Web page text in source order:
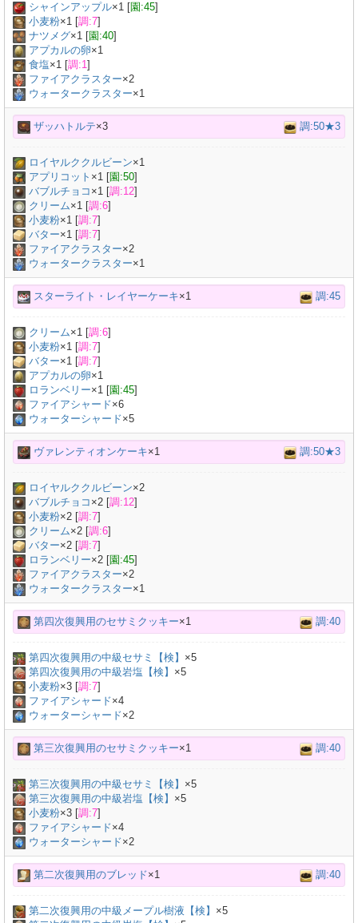
シャインアップル×1 [園:45]
小麦粉×1 [調:7]
ナツメグ×1 [園:40]
アプカルの卵×1
食塩×1 [調:1]
ファイアクラスター×2
ウォータークラスター×1
ザッハトルテ×3 調:50★3
ロイヤルククルビーン×1
アプリコット ×1 [園:50]
バブルチョコ ×1 [調:12]
クリーム×1 [調:6]
小麦粉×1 [調:7]
バター×1 [調:7]
ファイアクラスター×2
ウォータークラスター×1
スターライト・レイヤーケーキ×1 調:45
クリーム×1 [調:6]
小麦粉×1 [調:7]
バター×1 [調:7]
アプカルの卵×1
ロランベリー×1 [園:45]
ファイアシャード×6
ウォーターシャード×5
ヴァレンティオンケーキ×1 調:50★3
ロイヤルククルビーン×2
バブルチョコ ×2 [調:12]
小麦粉×2 [調:7]
クリーム×2 [調:6]
バター×2 [調:7]
ロランベリー×2 [園:45]
ファイアクラスター×2
ウォータークラスター×1
第四次復興用のセサミクッキー×1 調:40
第四次復興用の中級セサミ【検】 ×5
第四次復興用の中級岩塩【検】 ×5
小麦粉×3 [調:7]
ファイアシャード×4
ウォーターシャード×2
第三次復興用のセサミクッキー×1 調:40
第三次復興用の中級セサミ【検】 ×5
第三次復興用の中級岩塩【検】 ×5
小麦粉×3 [調:7]
ファイアシャード×4
ウォーターシャード×2
第二次復興用のブレッド×1 調:40
第二次復興用の中級メープル樹液【検】 ×5